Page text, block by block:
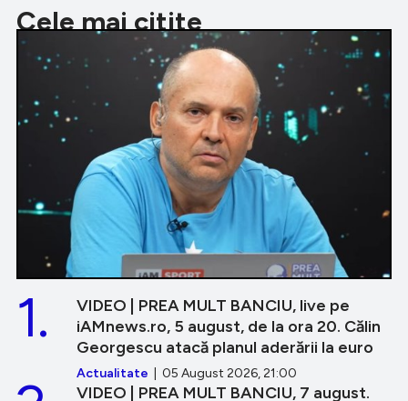
Cele mai citite
VIDEO | PREA MULT BANCIU, live pe
iAMnews.ro, 5 august, de la ora 20. Călin
Georgescu atacă planul aderării la euro
Actualitate | 05 August 2026, 21:00
1.
VIDEO | PREA MULT BANCIU, 7 august.